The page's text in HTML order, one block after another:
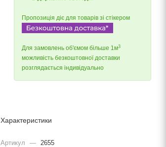
Пропозиція діє для товарів зі стікером
Для замовлень об'ємом більше 1м3
можливість безкоштовної доставки
розглядається індивідуально
Характеристики
Артикул —
2655